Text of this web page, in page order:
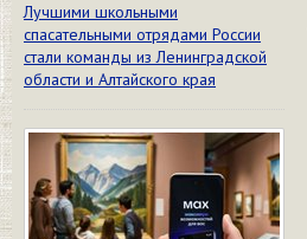
Лучшими школьными
спасательными отрядами России
стали команды из Ленинградской
области и Алтайского края